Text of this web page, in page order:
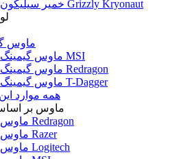
خمیر سیلیکون Grizzly Kryonaut
ماوس
ماوس گیمینگ MSI
ماوس گیمینگ Redragon
ماوس گیمینگ T-Dagger
همه موارد
ماوس بر
ماوس Redragon
ماوس Razer
ماوس Logitech